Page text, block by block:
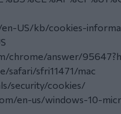
US/kb/cookies-
chrome/answer/
safari/sfri11471/mac
security/cookies/
en-us/windows-10-